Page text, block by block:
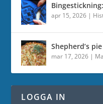
apr 15, 2026 |
Shepherd’s pie
mar 17, 2026 |
LOGGA IN